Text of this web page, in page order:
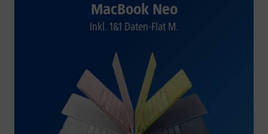
MacBook Neo
Inkl. 1&1 Daten-Flat M.